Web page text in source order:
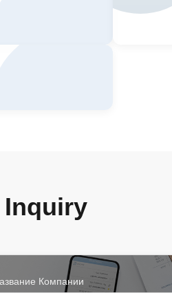
Inquiry
Компании